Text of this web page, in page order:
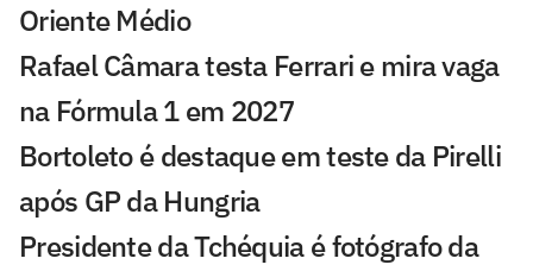
Oriente Médio
Rafael Câmara testa Ferrari e mira vaga
na Fórmula 1 em 2027
Bortoleto é destaque em teste da Pirelli
após GP da Hungria
Presidente da Tchéquia é fotógrafo da